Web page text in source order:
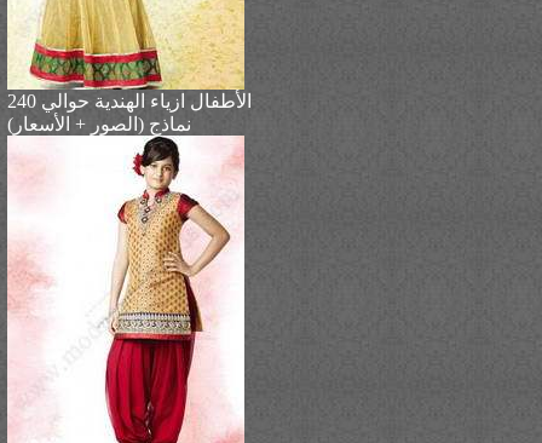
الأطفال ازياء الهندية حوالي 240
نماذج (الصور + الأسعار)